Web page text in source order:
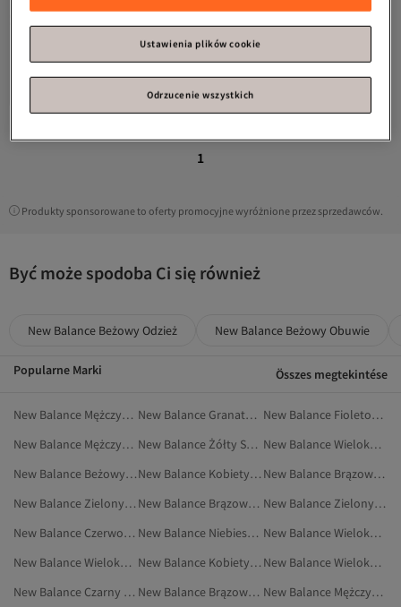
You Koszulka damska
Camel
Darmowa wysyłka
1
Produkty sponsorowane to oferty promocyjne wyróżnione przez sprzedawców.
Być może spodoba Ci się również
New Balance Beżowy Odzież New Balance Beżowy Obuwie
Popularne Marki Összes megtekintése
New Balance Mężczyźni Odzież Sportowa New Balance Granatowy Odzież Sportowa
New Balance Fioletowy Marynarki I Kamizelki
New Balance Mężczyźni Spodenki Sportowe
New Balance Żółty Sportowe Spodnie Dresowe
New Balance Wielokolorowy Odzież
New Balance Beżowy Buty Do Chodzenia
New Balance Kobiety Sportowe Spodnie Dresowe
New Balance Brązowy Obuwie
New Balance Zielony Sportowe Spodnie Dresowe
New Balance Brązowy Sneakersy
New Balance Zielony Odzież Sportowa
New Balance Czerwony Odzież Sportowa
New Balance Niebieski Sportowe Spodnie Dresowe
New Balance Wielokolorowy Sneakersy
New Balance Wielokolorowy Buty Sportowe
New Balance Kobiety Marynarki I Kamizelki
New Balance Wielokolorowy Obuwie
New Balance Czarny Sportowe Spodnie Dresowe
New Balance Brązowy Buty Sportowe
New Balance Mężczyźni Marynarki Sportowe
Ustawienia plików cookie
Odrzucenie wszystkich